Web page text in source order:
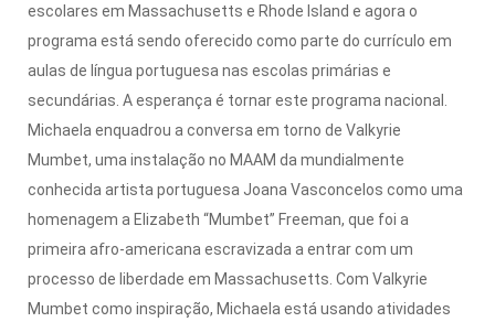
escolares em Massachusetts e Rhode Island e agora o
programa está sendo oferecido como parte do currículo em
aulas de língua portuguesa nas escolas primárias e
secundárias. A esperança é tornar este programa nacional.
Michaela enquadrou a conversa em torno de Valkyrie
Mumbet, uma instalação no MAAM da mundialmente
conhecida artista portuguesa Joana Vasconcelos como uma
homenagem a Elizabeth “Mumbet” Freeman, que foi a
primeira afro-americana escravizada a entrar com um
processo de liberdade em Massachusetts. Com Valkyrie
Mumbet como inspiração, Michaela está usando atividades